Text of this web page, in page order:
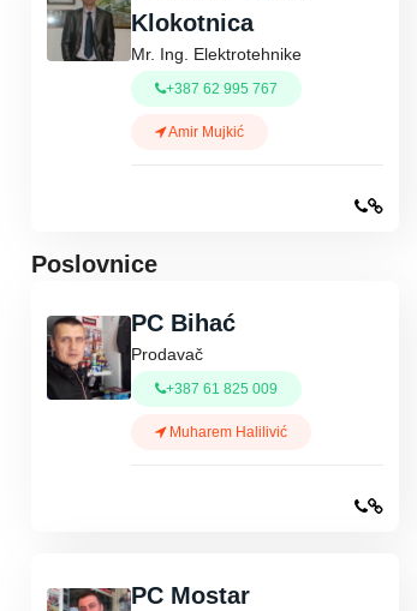
Klokotnica
Mr. Ing. Elektrotehnike
+387 62 995 767
Amir Mujkić
Poslovnice
PC Bihać
Prodavač
+387 61 825 009
Muharem Halilivić
PC Mostar